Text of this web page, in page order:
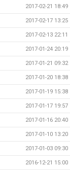
2017-02-21 18:49
2017-02-17 13:25
2017-02-13 22:11
2017-01-24 20:19
2017-01-21 09:32
2017-01-20 18:38
2017-01-19 15:38
2017-01-17 19:57
2017-01-16 20:40
2017-01-10 13:20
2017-01-03 09:30
2016-12-21 15:00